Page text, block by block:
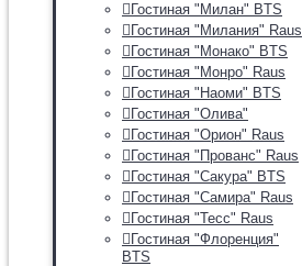
Гостиная "Милан" BTS
Гостиная "Милания" Raus
Гостиная "Монако" BTS
Гостиная "Монро" Raus
Гостиная "Наоми" BTS
Гостиная "Олива"
Гостиная "Орион" Raus
Гостиная "Прованс" Raus
Гостиная "Сакура" BTS
Гостиная "Самира" Raus
Гостиная "Тесс" Raus
Гостиная "Флоренция"
BTS